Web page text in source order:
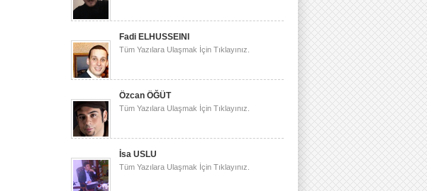
Fadi ELHUSSEINI
Tüm Yazılara Ulaşmak İçin Tıklayınız.
Özcan ÖĞÜT
Tüm Yazılara Ulaşmak İçin Tıklayınız.
İsa USLU
Tüm Yazılara Ulaşmak İçin Tıklayınız.